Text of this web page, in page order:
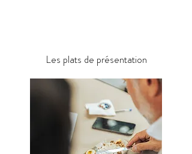
Les plats de présentation